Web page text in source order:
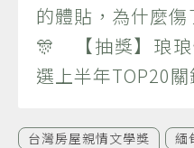
的體貼，為什麼傷
🎊 【抽獎】琅琅
選上半年TOP20
台灣房屋親情文學獎 緬